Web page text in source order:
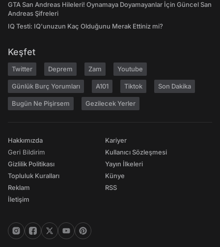
GTA San Andreas Hileleri! Oynamaya Doyamayanlar İçin Güncel San
Andreas Şifreleri
IQ Testi: IQ'unuzun Kaç Olduğunu Merak Ettiniz mi?
Keşfet
Twitter Deprem Zam Youtube
Günlük Burç Yorumları A101 Tiktok Son Dakika
Bugün Ne Pişirsem Gezilecek Yerler
Hakkımızda
Geri Bildirim
Gizlilik Politikası
Topluluk Kuralları
Reklam
İletişim
Kariyer
Kullanıcı Sözleşmesi
Yayın İlkeleri
Künye
RSS